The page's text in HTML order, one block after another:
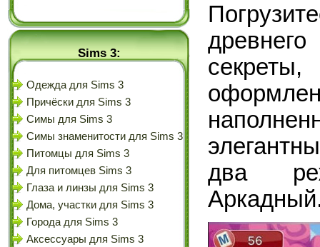
Sims 3:
Одежда для Sims 3
Причёски для Sims 3
Симы для Sims 3
Симы знаменитости для Sims 3
Питомцы для Sims 3
Для питомцев Sims 3
Глаза и линзы для Sims 3
Дома, участки для Sims 3
Города для Sims 3
Аксессуары для Sims 3
два